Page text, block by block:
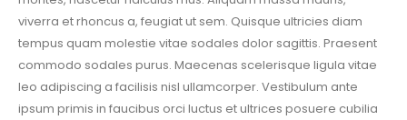
viverra et rhoncus a, feugiat ut sem. Quisque ultricies diam
tempus quam molestie vitae sodales dolor sagittis. Praesent
commodo sodales purus. Maecenas scelerisque ligula vitae
leo adipiscing a facilisis nisl ullamcorper. Vestibulum ante
ipsum primis in faucibus orci luctus et ultrices posuere cubilia